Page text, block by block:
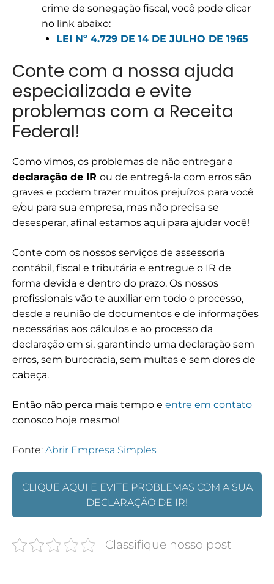
crime de sonegação fiscal, você pode clicar
no link abaixo:
LEI Nº 4.729 DE 14 DE JULHO DE 1965
Conte com a nossa ajuda
especializada e evite
problemas com a Receita
Federal!
Como vimos, os problemas de não entregar a
declaração de IR ou de entregá-la com erros são
graves e podem trazer muitos prejuízos para você
e/ou para sua empresa, mas não precisa se
desesperar, afinal estamos aqui para ajudar você!
Conte com os nossos serviços de assessoria
contábil, fiscal e tributária e entregue o IR de
forma devida e dentro do prazo. Os nossos
profissionais vão te auxiliar em todo o processo,
desde a reunião de documentos e de informações
necessárias aos cálculos e ao processo da
declaração em si, garantindo uma declaração sem
erros, sem burocracia, sem multas e sem dores de
cabeça.
Então não perca mais tempo e entre em contato
conosco hoje mesmo!
Fonte: Abrir Empresa Simples
CLIQUE AQUI E EVITE PROBLEMAS COM A SUA
DECLARAÇÃO DE IR!
Classifique nosso post